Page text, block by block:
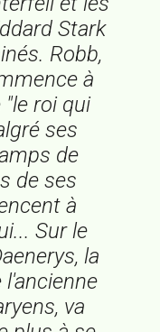
Stark
Robb,
à
roi qui
ses
de
de ses
à
Sur le
la
l'ancienne
va